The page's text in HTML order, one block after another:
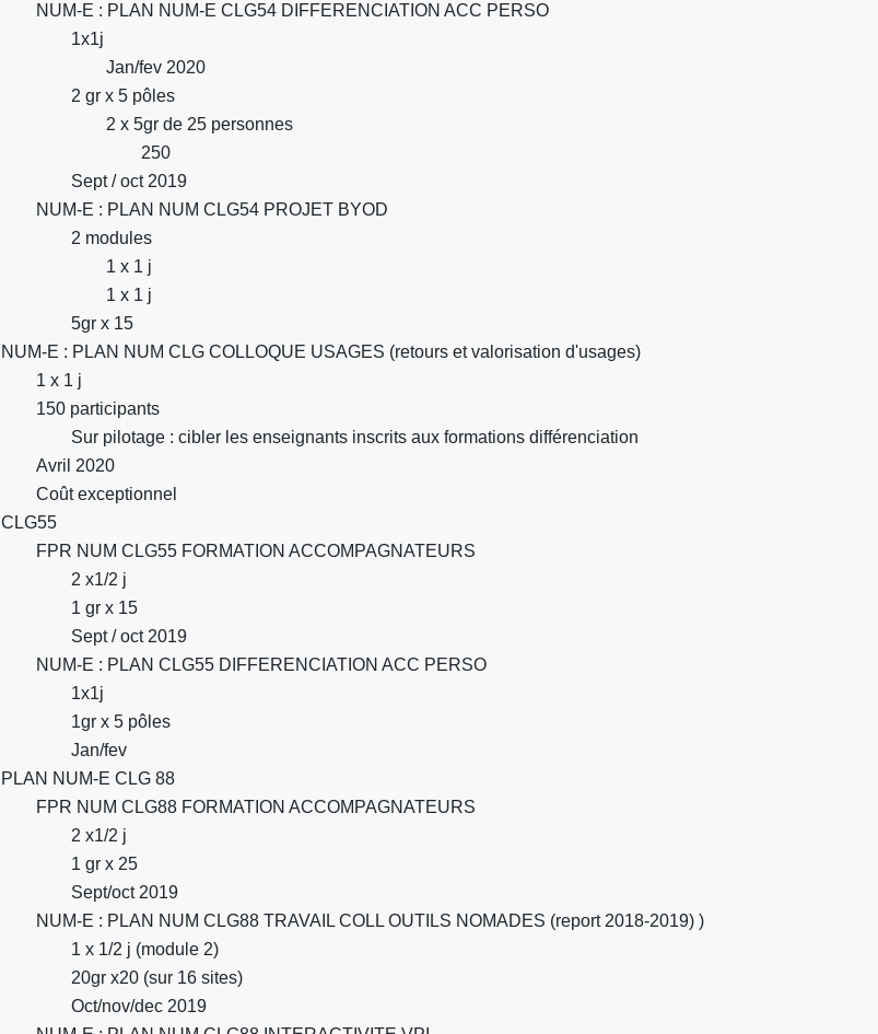
NUM-E : PLAN NUM-E CLG54 DIFFERENCIATION ACC PERSO
1x1j
Jan/fev 2020
2 gr x 5 pôles
2 x 5gr de 25 personnes
250
Sept / oct 2019
NUM-E : PLAN NUM CLG54 PROJET BYOD
2 modules
1 x 1 j
1 x 1 j
5gr x 15
NUM-E : PLAN NUM CLG COLLOQUE USAGES (retours et valorisation d'usages)
1 x 1 j
150 participants
Sur pilotage : cibler les enseignants inscrits aux formations différenciation
Avril 2020
Coût exceptionnel
CLG55
FPR NUM CLG55 FORMATION ACCOMPAGNATEURS
2 x1/2 j
1 gr x 15
Sept / oct 2019
NUM-E : PLAN CLG55 DIFFERENCIATION ACC PERSO
1x1j
1gr x 5 pôles
Jan/fev
PLAN NUM-E CLG 88
FPR NUM CLG88 FORMATION ACCOMPAGNATEURS
2 x1/2 j
1 gr x 25
Sept/oct 2019
NUM-E : PLAN NUM CLG88 TRAVAIL COLL OUTILS NOMADES (report 2018-2019) )
1 x 1/2 j (module 2)
20gr x20 (sur 16 sites)
Oct/nov/dec 2019